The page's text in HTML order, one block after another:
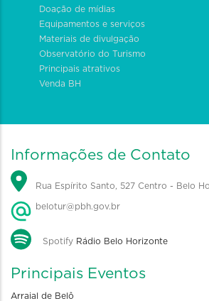
Doação de mídias
Equipamentos e serviços
Materiais de divulgação
Observatório do Turismo
Principais atrativos
Venda BH
Informações de Contato
Rua Espírito Santo, 527 Centro - Belo
belotur@pbh.gov.br
Spotify Rádio Belo Horizonte
Principais Eventos
Arraial de Belô